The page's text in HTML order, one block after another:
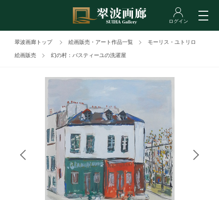
翠波画廊トップ 絵画販売・アート作品一覧 モーリス・ユトリロ
絵画販売 幻の村：バスティーユの洗濯屋